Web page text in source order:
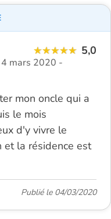
5,0
mars 2020 -
mon oncle qui a
le mois
d'y vivre le
et la résidence est
Publié le 04/03/2020